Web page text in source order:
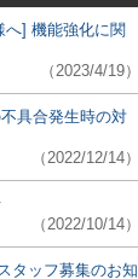
へ] 機能強化に関
（2023/4/19）
具合発生時の対
（2022/12/14）
（2022/10/14）
タッフ募集のお知